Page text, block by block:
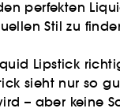
perfekten
Stil zu
Lipstick
sieht nur so
– aber keine